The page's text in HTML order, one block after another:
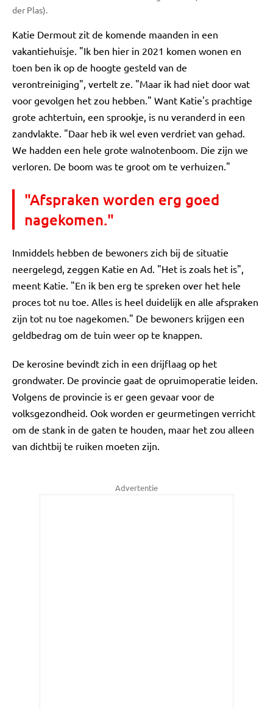
der Plas).
Katie Dermout zit de komende maanden in een
vakantiehuisje. "Ik ben hier in 2021 komen wonen en
toen ben ik op de hoogte gesteld van de
verontreiniging", vertelt ze. "Maar ik had niet door wat
voor gevolgen het zou hebben." Want Katie's prachtige
grote achtertuin, een sprookje, is nu veranderd in een
zandvlakte. "Daar heb ik wel even verdriet van gehad.
We hadden een hele grote walnotenboom. Die zijn we
verloren. De boom was te groot om te verhuizen."
"Afspraken worden erg goed
nagekomen."
Inmiddels hebben de bewoners zich bij de situatie
neergelegd, zeggen Katie en Ad. "Het is zoals het is",
meent Katie. "En ik ben erg te spreken over het hele
proces tot nu toe. Alles is heel duidelijk en alle afspraken
zijn tot nu toe nagekomen." De bewoners krijgen een
geldbedrag om de tuin weer op te knappen.
De kerosine bevindt zich in een drijflaag op het
grondwater. De provincie gaat de opruimoperatie leiden.
Volgens de provincie is er geen gevaar voor de
volksgezondheid. Ook worden er geurmetingen verricht
om de stank in de gaten te houden, maar het zou alleen
van dichtbij te ruiken moeten zijn.
Advertentie